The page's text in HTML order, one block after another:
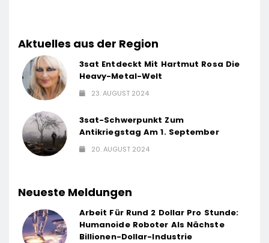
Aktuelles aus der Region
3sat Entdeckt Mit Hartmut Rosa Die
Heavy-Metal-Welt
23. AUGUST 2024
3sat-Schwerpunkt Zum
Antikriegstag Am 1. September
20. AUGUST 2024
Neueste Meldungen
Arbeit Für Rund 2 Dollar Pro Stunde:
Humanoide Roboter Als Nächste
Billionen-Dollar-Industrie